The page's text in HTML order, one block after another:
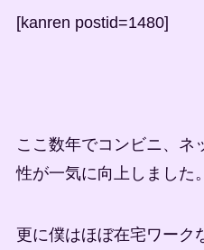
[kanren postid=1480]
ここ数年でコンビニ、ネ
性が一気に向上しました。
更に僕はほぼ在宅ワーク